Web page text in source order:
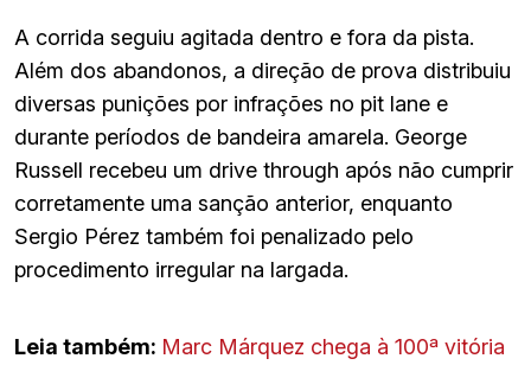
A corrida seguiu agitada dentro e fora da pista.
Além dos abandonos, a direção de prova distribuiu
diversas punições por infrações no pit lane e
durante períodos de bandeira amarela. George
Russell recebeu um drive through após não cumprir
corretamente uma sanção anterior, enquanto
Sergio Pérez também foi penalizado pelo
procedimento irregular na largada.
Leia também: Marc Márquez chega à 100ª vitória